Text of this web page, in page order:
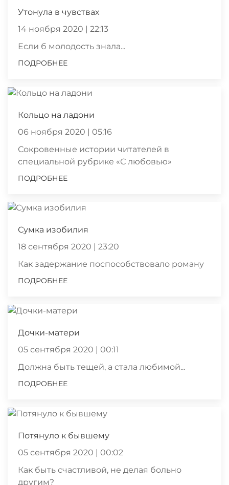
Утонула в чувствах
14 ноября 2020 | 22:13
Если б молодость знала...
ПОДРОБНЕЕ
Кольцо на ладони
06 ноября 2020 | 05:16
Сокровенные истории читателей в
специальной рубрике «С любовью»
ПОДРОБНЕЕ
Сумка изобилия
18 сентября 2020 | 23:20
Как задержание поспособствовало роману
ПОДРОБНЕЕ
Дочки-матери
05 сентября 2020 | 00:11
Должна быть тещей, а стала любимой...
ПОДРОБНЕЕ
Потянуло к бывшему
05 сентября 2020 | 00:02
Как быть счастливой, не делая больно
другим?